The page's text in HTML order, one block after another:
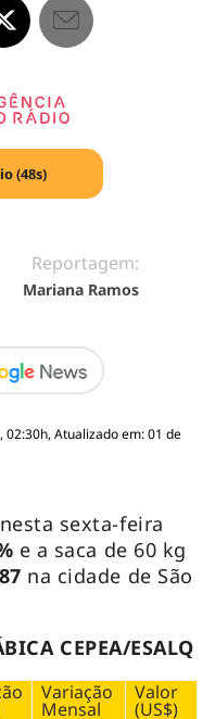
(48s)
Reportagem:
Mariana Ramos
02:30h, Atualizado em: 01 de
sexta-feira
e a saca de 60 kg
na cidade de São
CEPEA/ESALQ
Variação
Mensal
Valor
(US$)